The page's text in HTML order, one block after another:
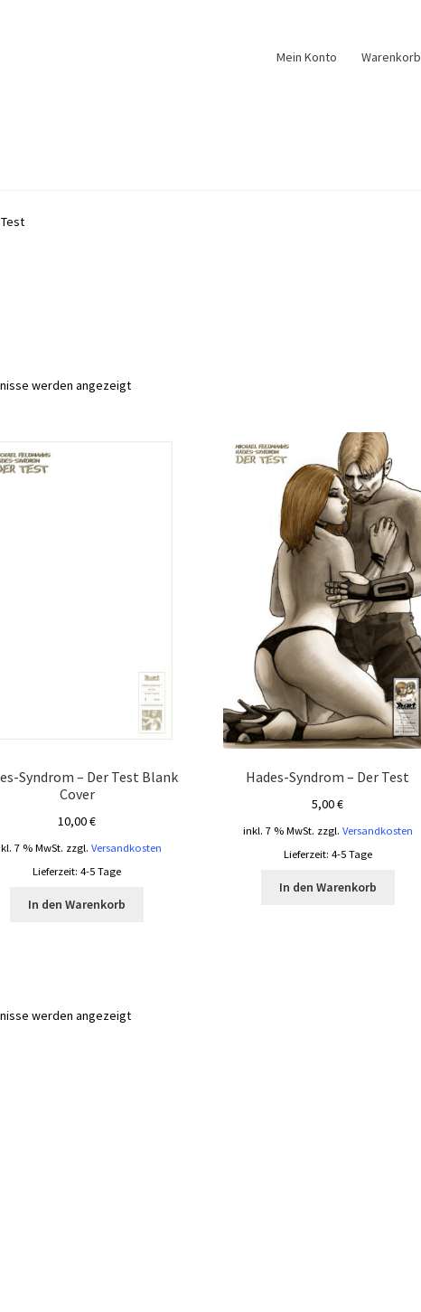
Mein Konto Warenkorb
werden angezeigtNach
Syndrom – Der Test Blank
Cover
10,00€
7 % MwSt. zzgl.Versandkosten
Lieferzeit:4-5 Tage
In den Warenkorb
Hades-Syndrom – Der Test
5,00€
inkl. 7 % MwSt. zzgl. Versandkosten
Lieferzeit: 4-5 Tage
In den Warenkorb
werden angezeigtNach